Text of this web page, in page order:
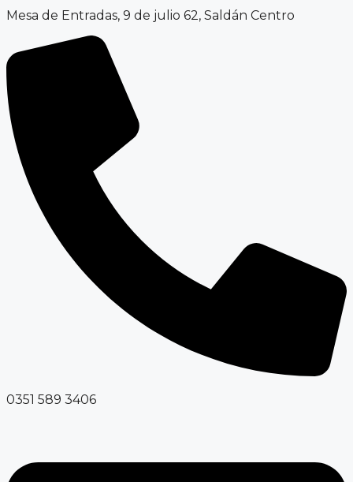
Mesa de Entradas, 9 de julio 62, Saldán Centro
0351 589 3406